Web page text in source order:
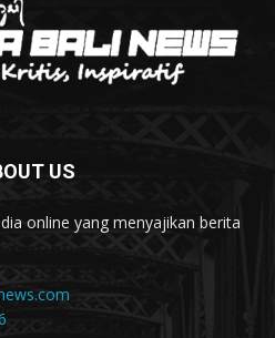
US
online yang menyajikan berita